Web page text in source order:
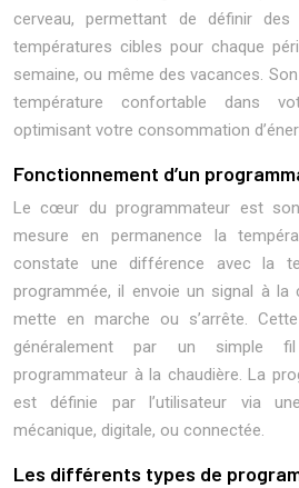
cerveau, permettant de définir
températures cibles pour chaque
semaine, ou même des vacances.
température confortable dans
optimisant votre consommation
Fonctionnement d’un
Le cœur du programmateur est
mesure en permanence la
constate une différence avec la
programmée, il envoie un signal à la
mette en marche ou s’arrête.
généralement par un simple
programmateur à la chaudière. La
est définie par l’utilisateur via
mécanique, digitale, ou connectée.
Les différents types de